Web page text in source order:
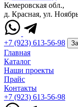
Кемеровская обл.,
д. Красная, ул.
+7 (923) 613-56-98
Главная
Каталог
Наши проекты
Прайс
Контакты
+7 (923) 613-56-98